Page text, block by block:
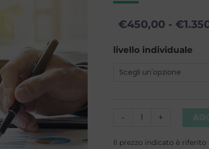
€450,00 - €
livello individuale
-
Corso
Paghe
a
+
Il prezzo indicato è